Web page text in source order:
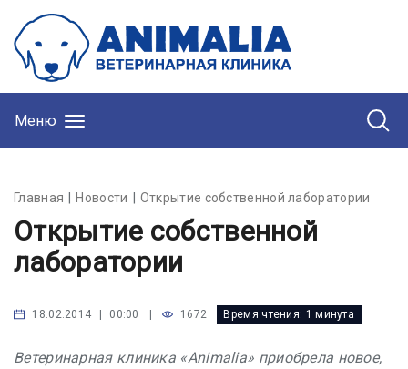
Меню
Главная Новости Открытие собственной лаборатории
Открытие собственной
лаборатории
18.02.2014 | 00:00 1672 Время чтения: 1 минута
Ветеринарная клиника «Animalia» приобрела новое,